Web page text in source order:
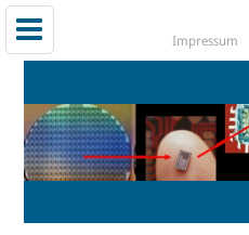
Impressum